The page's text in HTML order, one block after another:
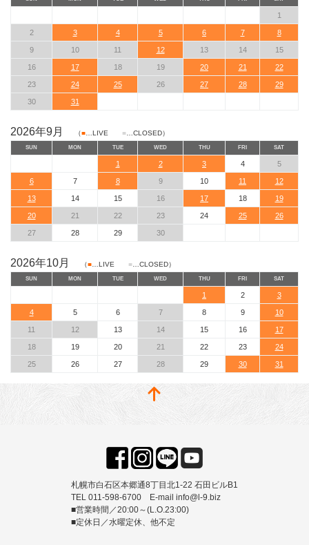
1
2 3 4 5 6 7 8
9 10 11 12 13 14 15
16 17 18 19 20 21 22
23 24 25 26 27 28 29
30 31
2026年9月 （■ …LIVE ■ …CLOSED）
SUN MON TUE WED THU FRI SAT
1 2 3 4 5
6 7 8 9 10 11 12
13 14 15 16 17 18 19
20 21 22 23 24 25 26
27 28 29 30
2026年10月 （■ …LIVE ■ …CLOSED）
SUN MON TUE WED THU FRI SAT
1 2 3
4 5 6 7 8 9 10
11 12 13 14 15 16 17
18 19 20 21 22 23 24
25 26 27 28 29 30 31
札幌市白石区本郷通8丁目北1-22 石田ビルB1
TEL 011-598-6700 E-mail info@l-9.biz
■営業時間／20:00～(L.O.23:00)
■定休日／水曜定休、他不定